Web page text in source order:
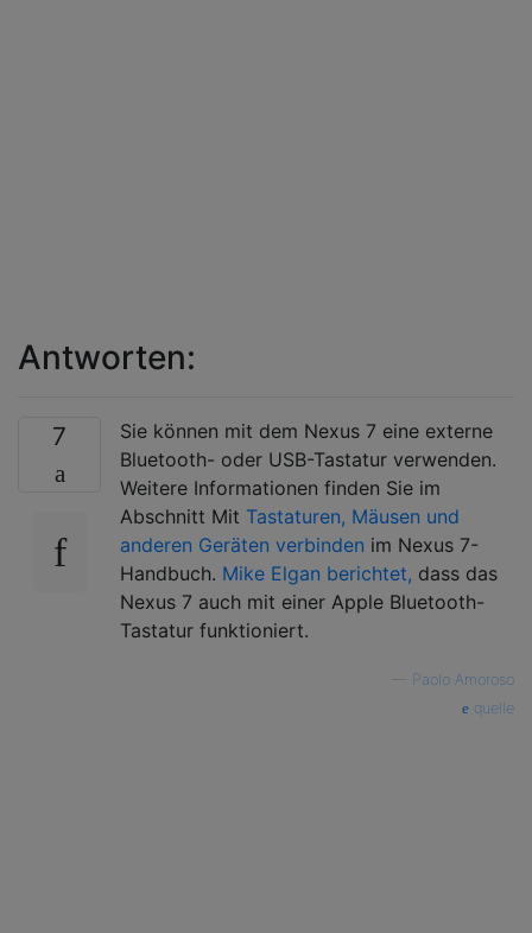
Antworten:
7
Sie können mit dem Nexus 7 eine externe
Bluetooth- oder USB-Tastatur verwenden.
Weitere Informationen finden Sie im
Abschnitt Mit Tastaturen, Mäusen und
anderen Geräten verbinden im Nexus 7-
Handbuch. Mike Elgan berichtet, dass das
Nexus 7 auch mit einer Apple Bluetooth-
Tastatur funktioniert.
Paolo Amoroso
quelle